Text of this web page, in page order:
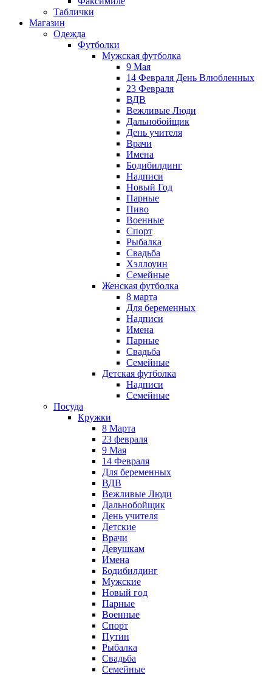
Таблички
Магазин
Одежда
Футболки
Мужская футболка
9 Мая
14 Февраля День Влюбленных
23 Февраля
ВДВ
Вежливые Люди
Дальнобойщик
День учителя
Врачи
Имена
Бодибилдинг
Надписи
Новый Год
Парные
Пиво
Военные
Спорт
Рыбалка
Свадьба
Хэллоуин
Семейные
Женская футболка
8 марта
Для беременных
Надписи
Имена
Парные
Свадьба
Семейные
Детская футболка
Надписи
Семейные
Посуда
Кружки
8 Марта
23 февраля
9 Мая
14 Февраля
Для беременных
ВДВ
Вежливые Люди
Дальнобойщик
День учителя
Детские
Врачи
Девушкам
Имена
Бодибилдинг
Мужские
Новый год
Парные
Военные
Спорт
Путин
Рыбалка
Свадьба
Семейные